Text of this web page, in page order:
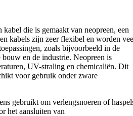
kabel die is gemaakt van neopreen, een
kabels zijn zeer flexibel en worden
zoals bijvoorbeeld in de
en de industrie. Neopreen is
UV-straling en chemicaliën. Dit
voor gebruik onder zware
gebruikt om verlengsnoeren of
het aansluiten van